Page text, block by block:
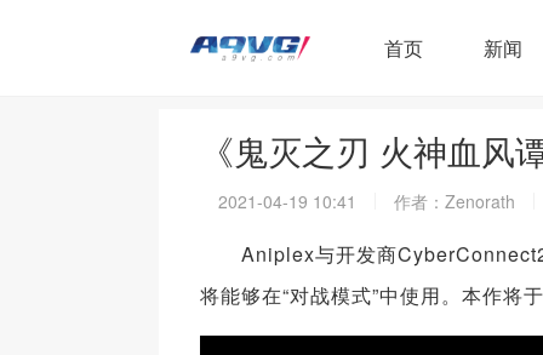
首页 新闻
《鬼灭之刃 火神血
2021-04-19 10:41 作者：Zenorath
Aniplex与开发商CyberConnect2
将能够在“对战模式”中使用。本作